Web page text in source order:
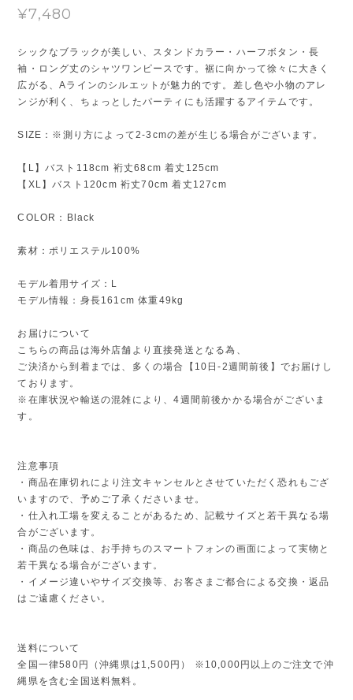
¥7,480
シックなブラックが美しい、スタンドカラー・ハーフボタン・長
袖・ロング丈のシャツワンピースです。裾に向かって徐々に大きく
広がる、Aラインのシルエットが魅力的です。差し色や小物のアレ
ンジが利く、ちょっとしたパーティにも活躍するアイテムです。
SIZE：※測り方によって2-3cmの差が生じる場合がございます。
【L】バスト118cm 裄丈68cm 着丈125cm
【XL】バスト120cm 裄丈70cm 着丈127cm
COLOR：Black
素材：ポリエステル100%
モデル着用サイズ：L
モデル情報：身長161cm 体重49kg
お届けについて
こちらの商品は海外店舗より直接発送となる為、
ご決済から到着までは、多くの場合【10日-2週間前後】でお届けし
ております。
※在庫状況や輸送の混雑により、4週間前後かかる場合がございま
す。
注意事項
・商品在庫切れにより注文キャンセルとさせていただく恐れもござ
いますので、予めご了承くださいませ。
・仕入れ工場を変えることがあるため、記載サイズと若干異なる場
合がございます。
・商品の色味は、お手持ちのスマートフォンの画面によって実物と
若干異なる場合がございます。
・イメージ違いやサイズ交換等、お客さまご都合による交換・返品
はご遠慮ください。
送料について
全国一律580円（沖縄県は1,500円） ※10,000円以上のご注文で沖
縄県を含む全国送料無料。